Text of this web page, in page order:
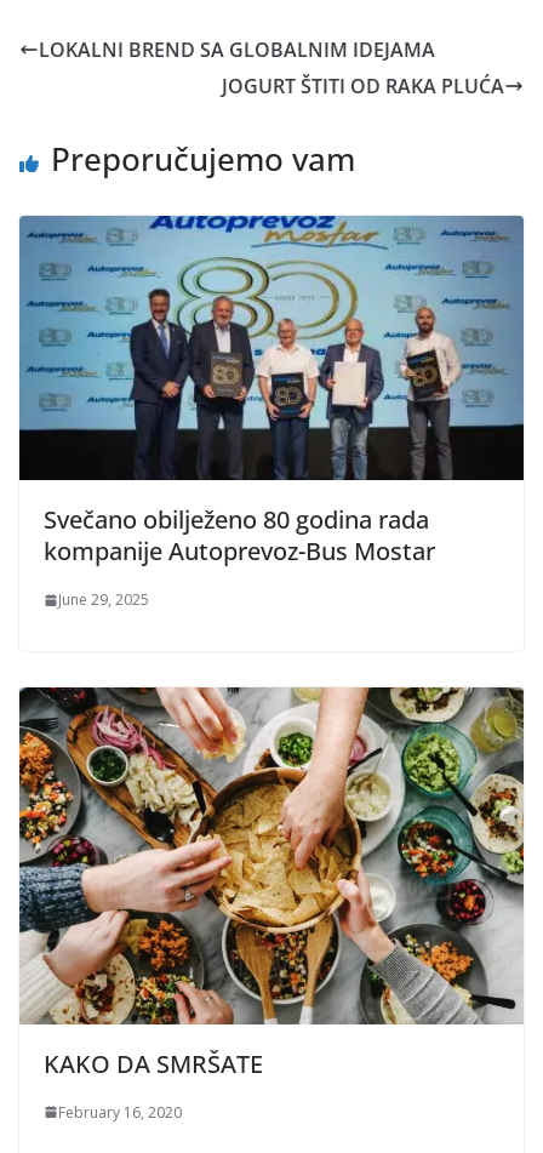
LOKALNI BREND SA GLOBALNIM IDEJAMA
JOGURT ŠTITI OD RAKA PLUĆA
Preporučujemo vam
Svečano obilježeno 80 godina rada
kompanije Autoprevoz-Bus Mostar
June 29, 2025
KAKO DA SMRŠATE
February 16, 2020